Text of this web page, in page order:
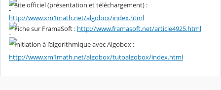
Site officiel (présentation et téléchargement) :
http://www.xm1math.net/algobox/index.html
Fiche sur FramaSoft : http://www.framasoft.net/article4925.html
Initiation à l’algorithmique avec Algobox :
http://www.xm1math.net/algobox/tutoalgobox/index.html